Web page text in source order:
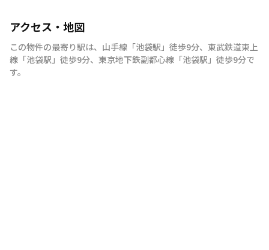
アクセス・地図
この物件の最寄り駅は、 山手線 「池袋駅 」 徒歩9分、 東武鉄道東上
線 「池袋駅 」 徒歩9分、 東京地下鉄副都心線 「池袋駅 」 徒歩9分で
す。